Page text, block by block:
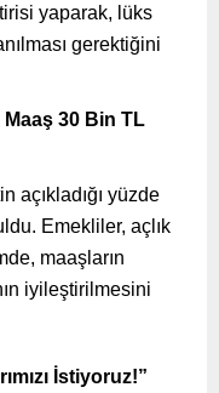
yaparak, lüks
gerektiğini
30 Bin TL
açıkladığı yüzde
Emekliler, açlık
maaşların
iyileştirilmesini
İstiyoruz!”